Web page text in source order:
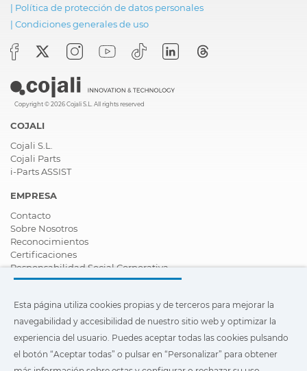
| Política de protección de datos personales
| Condiciones generales de uso
Copyright © 2026 Cojali S.L. All rights reserved
COJALI
Cojali S.L.
Cojali Parts
i-Parts ASSIST
EMPRESA
Contacto
Sobre Nosotros
Reconocimientos
Certificaciones
Responsabilidad Social Corporativa
Ser distribuidor
Vídeos
FAQ - Preguntas Frecuentes
Esta página utiliza cookies propias y de terceros para mejorar la
navegabilidad y accesibilidad de nuestro sitio web y optimizar
Esta página utiliza cookies propias y de terceros para mejorar la
navegabilidad y accesibilidad de nuestro sitio web y optimizar la
experiencia del usuario. Puedes aceptar todas las cookies pulsando
el botón “Aceptar todas” o pulsar en “Personalizar” para obtener